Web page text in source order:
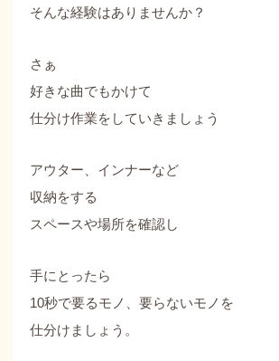
そんな経験はありませんか？
さぁ
好きな曲でもかけて
仕分け作業をしていきましょう
アウター、インナーなど
収納をする
スペースや場所を確認し
手にとったら
10秒で要るモノ、要らないモノを
仕分けましょう。